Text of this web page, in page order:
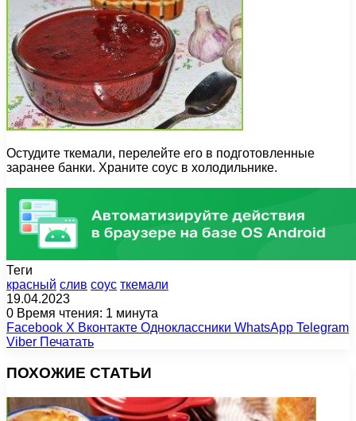
Остудите ткемали, перелейте его в подготовленные
заранее банки. Храните соус в холодильнике.
Теги
красный слив соус ткемали
19.04.2023
0 Время чтения: 1 минута
Facebook X Вконтакте Одноклассники WhatsApp Telegram
Viber Печатать
ПОХОЖИЕ СТАТЬИ